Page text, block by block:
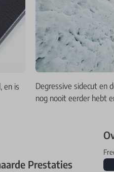
en is
Degressive sidecut en
nog nooit eerder hebt
Prestaties